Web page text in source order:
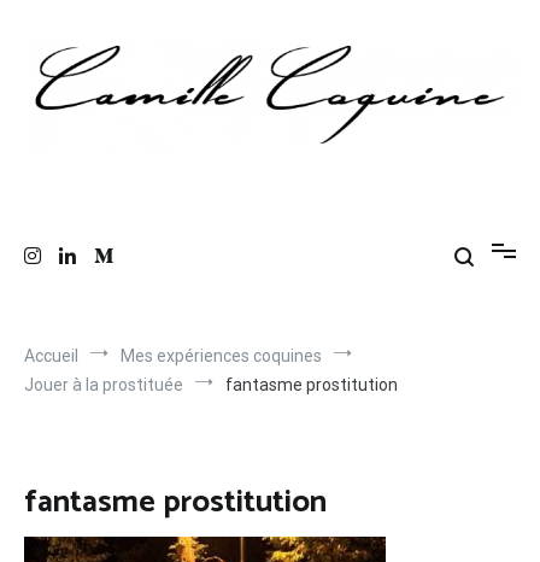
contenu
Accueil
Mes expériences coquines
Jouer à la prostituée
fantasme prostitution
fantasme prostitution